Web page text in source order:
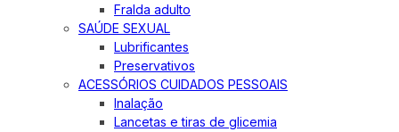
Fralda adulto
SAÚDE SEXUAL
Lubrificantes
Preservativos
ACESSÓRIOS CUIDADOS PESSOAIS
Inalação
Lancetas e tiras de glicemia